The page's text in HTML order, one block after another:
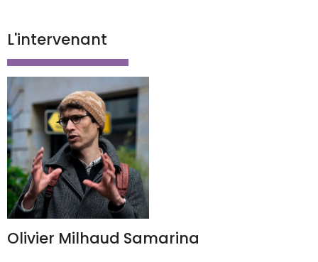
L'intervenant
Olivier Milhaud Samarina